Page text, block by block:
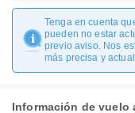
Tenga en cuenta
pueden no estar
previo aviso. Nos
más precisa y
Información de vuelo